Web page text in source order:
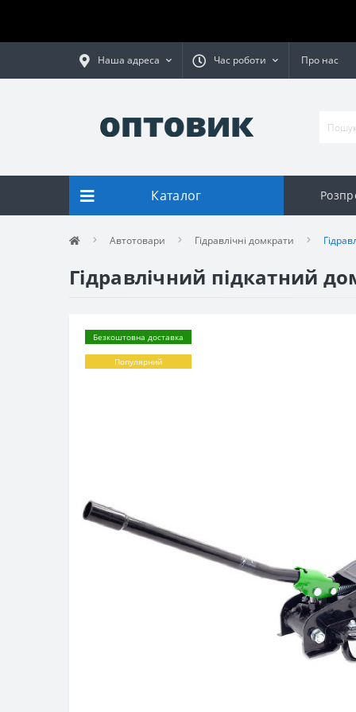
Наша адреса Час роботи Про нас
Каталог
Автотовари Гідравлічні домкрати
Гідравлічний підкатний
Безкоштовна доставка
Популярний